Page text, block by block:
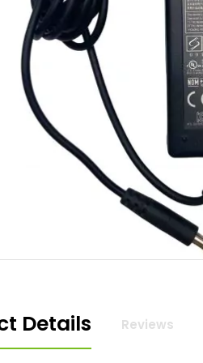
Samsung
APD
Delta
LiteOn
Alienware
Chicony
power supplies
HDMI
DVI
VGA
Details Reviews